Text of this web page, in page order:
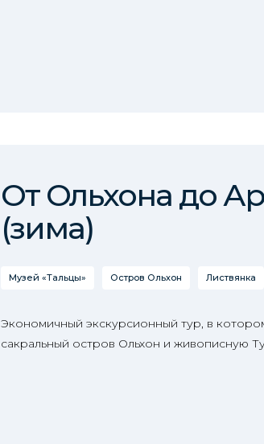
От Ольхона до
(зима)
Музей «Тальцы» Остров Ольхон Листвянка
Экономичный экскурсионный тур, в
сакральный остров Ольхон и живописную